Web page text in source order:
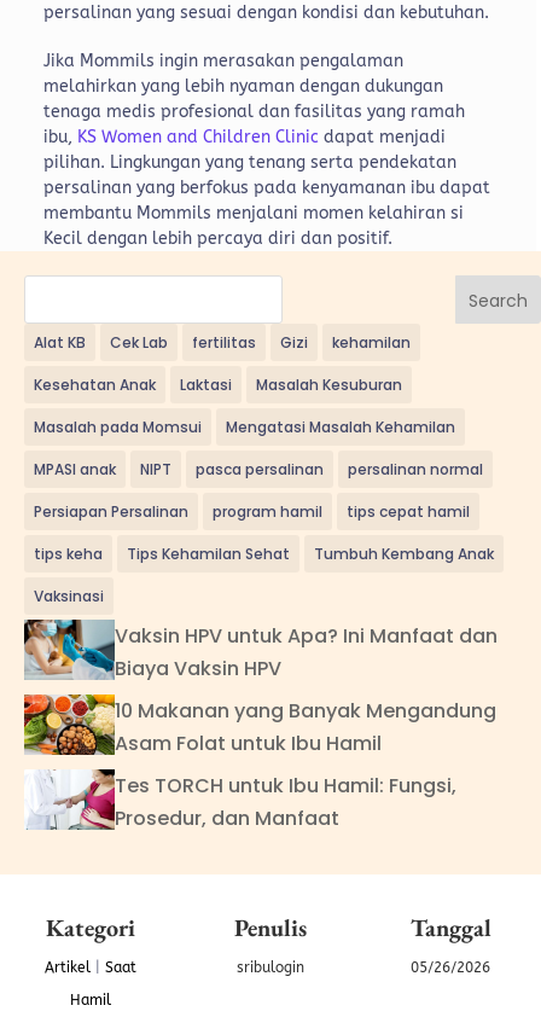
persalinan yang sesuai dengan kondisi dan kebutuhan.
Jika Mommils ingin merasakan pengalaman
melahirkan yang lebih nyaman dengan dukungan
tenaga medis profesional dan fasilitas yang ramah
ibu, KS Women and Children Clinic dapat menjadi
pilihan. Lingkungan yang tenang serta pendekatan
persalinan yang berfokus pada kenyamanan ibu dapat
membantu Mommils menjalani momen kelahiran si
Kecil dengan lebih percaya diri dan positif.
Search
Alat KB Cek Lab fertilitas Gizi kehamilan
Kesehatan Anak Laktasi Masalah Kesuburan
Masalah pada Momsui Mengatasi Masalah Kehamilan
MPASI anak NIPT pasca persalinan persalinan normal
Persiapan Persalinan program hamil tips cepat hamil
tips keha Tips Kehamilan Sehat Tumbuh Kembang Anak
Vaksinasi
Vaksin HPV untuk Apa? Ini Manfaat dan
Biaya Vaksin HPV
10 Makanan yang Banyak Mengandung
Asam Folat untuk Ibu Hamil
Tes TORCH untuk Ibu Hamil: Fungsi,
Prosedur, dan Manfaat
Kategori
Artikel| Saat
Hamil
Penulis
sribulogin
Tanggal
05/26/2026